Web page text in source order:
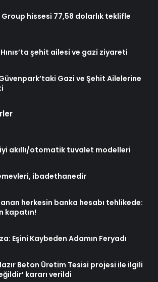
hissesi 77,58 dolarlık teklifle
şehit ailesi ve gazi ziyareti
Gazi ve Şehit Ailelerine
akıllı/otomatik tuvalet modelleri
ibadethanedir
herkesin banka hesabı tehlikede:
kapatın!
Eşini Kaybeden Adamın Feryadı
Beton Üretim Tesisi projesi ile ilgili
kararı verildi